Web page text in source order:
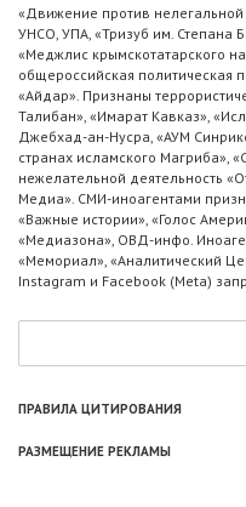
«Движение против
УНСО, УПА, «Тризуб им. Степана
«Меджлис крымскотатарского
общероссийская политическая
«Айдар». Признаны
Талибан», «Имарат Кавказ»,
Джебхад-ан-Нусра, «АУМ
странах исламского Магриба»,
нежелательной деятельность
Медиа». СМИ-иноагентами
«Важные истории», «Голос
«Медиазона», ОВД-инфо.
«Мемориал», «Аналитический
Instagram и Facebook (Metа)
ПРАВИЛА ЦИТИРОВАНИЯ
РАЗМЕЩЕНИЕ РЕКЛАМЫ